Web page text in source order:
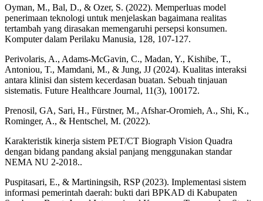
Oyman, M., Bal, D., & Ozer, S. (2022). Memperluas model
penerimaan teknologi untuk menjelaskan bagaimana realitas
tertambah yang dirasakan memengaruhi persepsi konsumen.
Komputer dalam Perilaku Manusia, 128, 107-127.
Perivolaris, A., Adams-McGavin, C., Madan, Y., Kishibe, T.,
Antoniou, T., Mamdani, M., & Jung, JJ (2024). Kualitas interaksi
antara klinisi dan sistem kecerdasan buatan. Sebuah tinjauan
sistematis. Future Healthcare Journal, 11(3), 100172.
Prenosil, GA, Sari, H., Fürstner, M., Afshar-Oromieh, A., Shi, K.,
Rominger, A., & Hentschel, M. (2022).
Karakteristik kinerja sistem PET/CT Biograph Vision Quadra
dengan bidang pandang aksial panjang menggunakan standar
NEMA NU 2-2018..
Puspitasari, E., & Martiningsih, RSP (2023). Implementasi sistem
informasi pemerintah daerah: bukti dari BPKAD di Kabupaten